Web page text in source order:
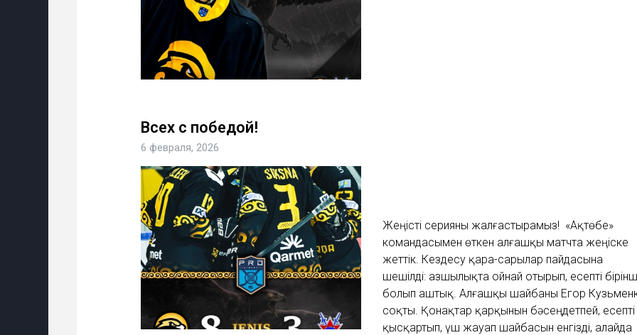
Всех с победой!
6 февраля, 2026
Жеңісті серияны жалғастырамыз! «Ақтөбе»
командасымен өткен алғашқы матчта жеңіске
жеттік. Кездесу қара-сарылар пайдасына
шешілді: азшылықта ойнай отырып, есепті
болып аштық. Алғашқы шайбаны Егор
соқты. Қонақтар қарқынын бәсеңдетпей, есепті
қысқартып, үш жауап шайбасын енгізді, алайда